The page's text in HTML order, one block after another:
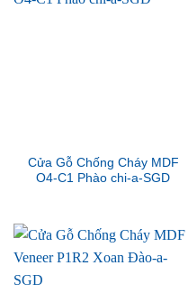
Cửa Gỗ Chống Cháy MDF
O4-C1 Phào chi-a-SGD